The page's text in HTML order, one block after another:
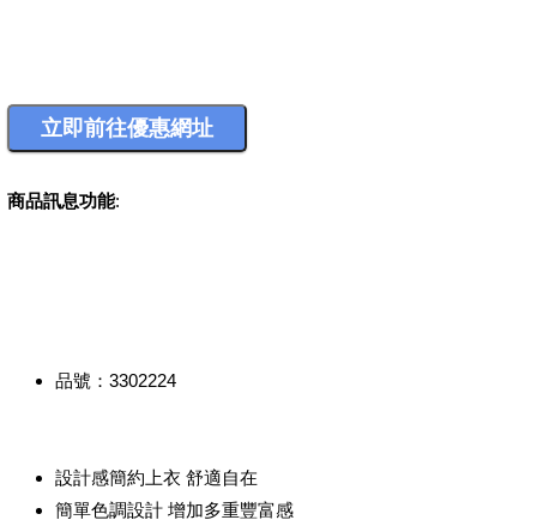
商品訊息功能:
品號：3302224
設計感簡約上衣 舒適自在
簡單色調設計 增加多重豐富感